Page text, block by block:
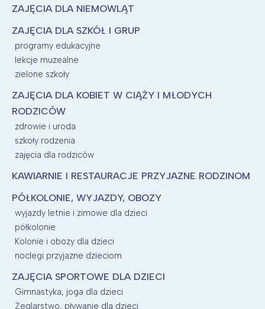
ZAJĘCIA DLA NIEMOWLĄT
ZAJĘCIA DLA SZKÓŁ I GRUP
programy edukacyjne
lekcje muzealne
zielone szkoły
ZAJĘCIA DLA KOBIET W CIĄŻY I MŁODYCH
RODZICÓW
zdrowie i uroda
szkoły rodzenia
zajęcia dla rodziców
KAWIARNIE I RESTAURACJE PRZYJAZNE RODZINOM
PÓŁKOLONIE, WYJAZDY, OBOZY
wyjazdy letnie i zimowe dla dzieci
półkolonie
Kolonie i obozy dla dzieci
noclegi przyjazne dzieciom
ZAJĘCIA SPORTOWE DLA DZIECI
Gimnastyka, joga dla dzieci
Żeglarstwo, pływanie dla dzieci